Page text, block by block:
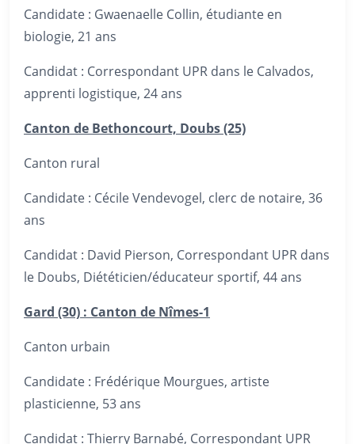
Candidate : Gwaenaelle Collin, étudiante en
biologie, 21 ans
Candidat : Correspondant UPR dans le Calvados,
apprenti logistique, 24 ans
Canton de Bethoncourt, Doubs (25)
Canton rural
Candidate : Cécile Vendevogel, clerc de notaire, 36
ans
Candidat : David Pierson, Correspondant UPR dans
le Doubs, Diététicien/éducateur sportif, 44 ans
Gard (30) : Canton de Nîmes-1
Canton urbain
Candidate : Frédérique Mourgues, artiste
plasticienne, 53 ans
Candidat : Thierry Barnabé, Correspondant UPR